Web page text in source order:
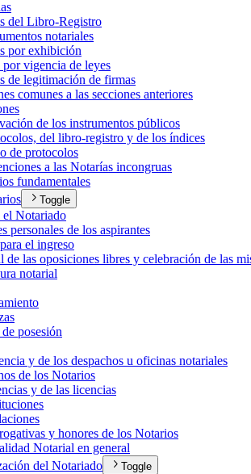
del Libro-Registro
notariales
por exhibición
por vigencia de leyes
de legitimación de firmas
comunes a las secciones anteriores
de los instrumentos públicos
del libro-registro y de los índices
de protocolos
a las Notarías incongruas
fundamentales
Toggle
el Notariado
personales de los aspirantes
el ingreso
de las oposiciones libres y celebración de las
notarial
posesión
y de los despachos u oficinas notariales
de los Notarios
y de las licencias
y honores de los Notarios
Notarial en general
del Notariado
Toggle